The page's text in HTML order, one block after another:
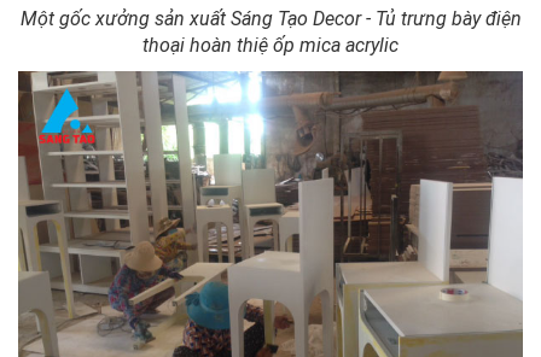
Một gốc xưởng sản xuất Sáng Tạo Decor - Tủ trưng bày điện
thoại hoàn thiệ ốp mica acrylic